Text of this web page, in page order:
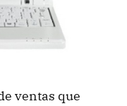
ventas que